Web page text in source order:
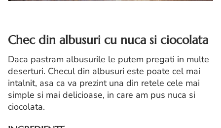
Chec din albusuri cu nuca si ciocolata
Daca pastram albusurile le putem pregati in multe
deserturi. Checul din albusuri este poate cel mai
intalnit, asa ca va prezint una din retele cele mai
simple si mai delicioase, in care am pus nuca si
ciocolata.